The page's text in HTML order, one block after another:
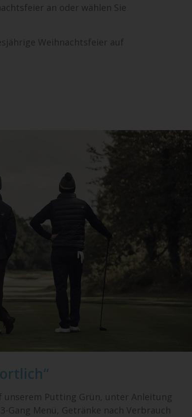
an oder wählen Sie
Weihnachtsfeier auf
Putting Grün, unter Anleitung
Gang Menü, Getränke nach Verbrauch